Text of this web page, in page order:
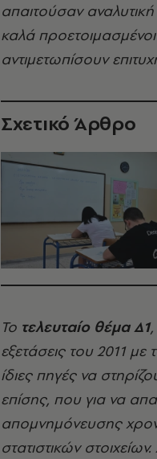
απαιτούσαν
καλά
αντιμετωπίσουν
Σχετικό Άρθρο
Το τελευταίο θέμα Δ1
εξετάσεις του 2011
ίδιες πηγές να
επίσης, που για να
απομνημόνευσης
στατιστικών